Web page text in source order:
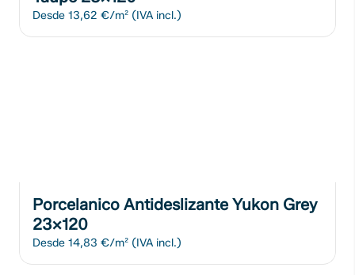
Desde 13,62 €/m² (IVA incl.)
Porcelanico Antideslizante Yukon Grey
23x120
Desde 14,83 €/m² (IVA incl.)